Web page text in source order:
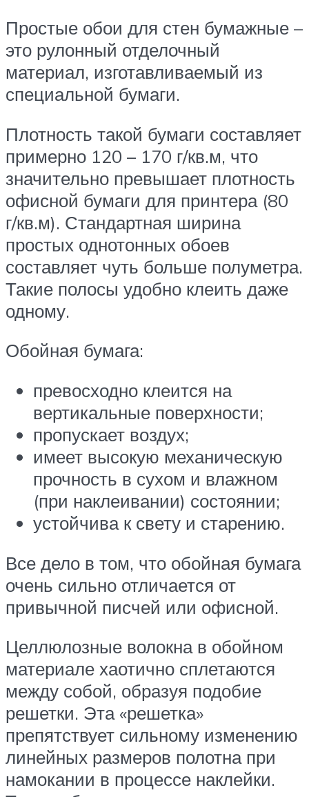
Простые обои для стен бумажные –
это рулонный отделочный
материал, изготавливаемый из
специальной бумаги.
Плотность такой бумаги составляет
примерно 120 – 170 г/кв.м, что
значительно превышает плотность
офисной бумаги для принтера (80
г/кв.м). Стандартная ширина
простых однотонных обоев
составляет чуть больше полуметра.
Такие полосы удобно клеить даже
одному.
Обойная бумага:
превосходно клеится на
вертикальные поверхности;
пропускает воздух;
имеет высокую механическую
прочность в сухом и влажном
(при наклеивании) состоянии;
устойчива к свету и старению.
Все дело в том, что обойная бумага
очень сильно отличается от
привычной писчей или офисной.
Целлюлозные волокна в обойном
материале хаотично сплетаются
между собой, образуя подобие
решетки. Эта «решетка»
препятствует сильному изменению
линейных размеров полотна при
намокании в процессе наклейки.